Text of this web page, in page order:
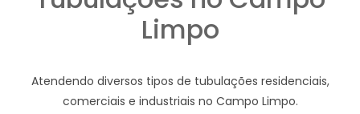
Limpo
Atendendo diversos tipos de tubulações residenciais,
comerciais e industriais no Campo Limpo.